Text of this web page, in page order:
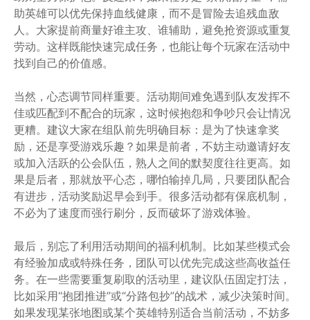
助英雄可以优先保持血线健康，而不是冒险去追残血敌
人。大家提前商量好谁主攻、谁辅助，避免抢资源或重复
劳动。这样既能快速完成任务，也能让每个玩家在活动中
找到自己的价值感。
当然，心态调节同样重要。活动期间难免遇到队友发挥不
佳或匹配到不配合的玩家，这时候抱怨和争吵只会让情况
更糟。建议大家在组队前先明确目标：是为了快速拿奖
励，还是享受游戏乐趣？如果是前者，不妨主动邀请好友
或加入活跃的公会队伍，熟人之间的默契度往往更高。如
果是后者，那就放平心态，哪怕输掉几局，只要团队配合
有进步，活动奖励迟早会到手。很多活动都有保底机制，
不必为了速度而强行刷分，反而破坏了游戏体验。
最后，别忘了利用活动期间的福利机制。比如某些模式会
有经验加成或特殊任务，团队可以优先完成这些高收益任
务。在一些需要重复刷取的活动里，建议队伍固定打法，
比如采用“抱团推进”或“分路包抄”的战术，减少决策时间。
如果发现某张地图或某个英雄特别适合当前活动，不妨多